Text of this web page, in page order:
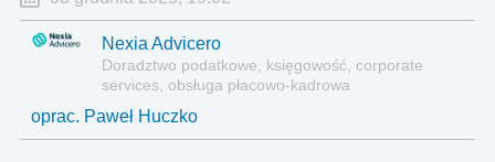
Nexia Advicero
Doradztwo podatkowe, księgowość, corporate
services, obsługa płacowo-kadrowa
oprac. Paweł Huczko